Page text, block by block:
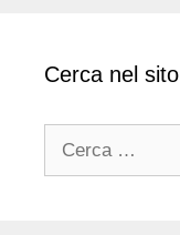
Cerca nel sito